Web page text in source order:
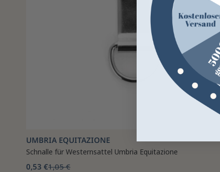
UMBRIA EQUITAZIONE
Schnalle für Westernsattel Umbria Equitazione
0,53 €1,05 €